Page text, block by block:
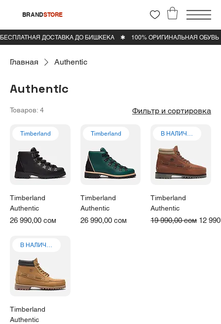
BRANDSTORE
Главная Authentic
Authentic
Товаров: 4 Фильтр и сортировка
Timberland
Timberland
Authentic
Цена
26 990,00 сом
Timberland
Timberland
Authentic
Цена
26 990,00 сом
В НАЛИЧИИ
Timberland
Authentic
Обычная цена
19 990,00 сом Цена
12
В НАЛИЧИИ
Timberland
Authentic